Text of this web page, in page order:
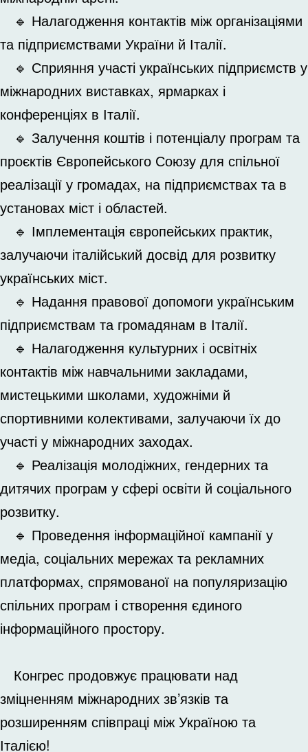
🔹 Налагодження контактів між організаціями
та підприємствами України й Італії.
🔹 Сприяння участі українських підприємств у
міжнародних виставках, ярмарках і
конференціях в Італії.
🔹 Залучення коштів і потенціалу програм та
проєктів Європейського Союзу для спільної
реалізації у громадах, на підприємствах та в
установах міст і областей.
🔹 Імплементація європейських практик,
залучаючи італійський досвід для розвитку
українських міст.
🔹 Надання правової допомоги українським
підприємствам та громадянам в Італії.
🔹 Налагодження культурних і освітніх
контактів між навчальними закладами,
мистецькими школами, художніми й
спортивними колективами, залучаючи їх до
участі у міжнародних заходах.
🔹 Реалізація молодіжних, гендерних та
дитячих програм у сфері освіти й соціального
розвитку.
🔹 Проведення інформаційної кампанії у
медіа, соціальних мережах та рекламних
платформах, спрямованої на популяризацію
спільних програм і створення єдиного
інформаційного простору.
Конгрес продовжує працювати над
зміцненням міжнародних зв’язків та
розширенням співпраці між Україною та
Італією!